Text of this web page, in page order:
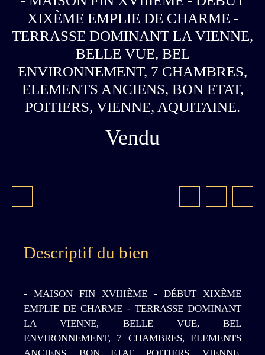
XIXÈME EMPLIE DE CHARME -
TERRASSE DOMINANT LA VIENNE,
BELLE VUE, BEL
ENVIRONNEMENT, 7 CHAMBRES,
ELEMENTS ANCIENS, BON ETAT,
POITIERS, VIENNE, AQUITAINE.
Vendu
Descriptif du bien
- MAISON FIN XVIIIÈME - DÉBUT XIXÈME
EMPLIE DE CHARME - TERRASSE DOMINANT
LA VIENNE, BELLE VUE, BEL
ENVIRONNEMENT, 7 CHAMBRES, ELEMENTS